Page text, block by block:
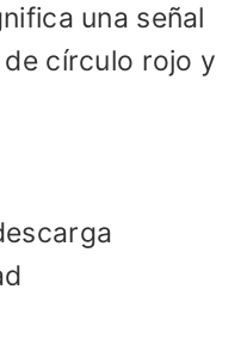
una señal
círculo rojo y